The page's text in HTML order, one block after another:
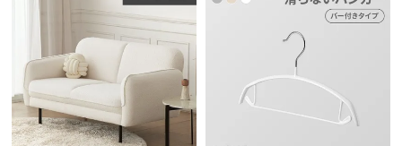
入
経
路
に
つ
い
て